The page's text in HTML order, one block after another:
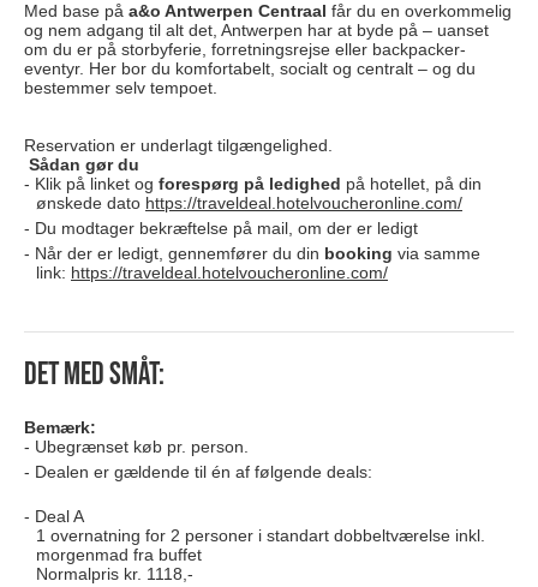
Med base på a&o Antwerpen Centraal får du en overkommelig
og nem adgang til alt det, Antwerpen har at byde på – uanset
om du er på storbyferie, forretningsrejse eller backpacker-
eventyr. Her bor du komfortabelt, socialt og centralt – og du
bestemmer selv tempoet.
Reservation er underlagt tilgængelighed.
Sådan gør du
Klik på linket og forespørg på ledighed på hotellet, på din
ønskede dato https://traveldeal.hotelvoucheronline.com/
Du modtager bekræftelse på mail, om der er ledigt
Når der er ledigt, gennemfører du din booking via samme
link: https://traveldeal.hotelvoucheronline.com/
Det med småt:
Bemærk:
Ubegrænset køb pr. person.
Dealen er gældende til én af følgende deals:
Deal A
1 overnatning for 2 personer i standart dobbeltværelse inkl.
morgenmad fra buffet
Normalpris kr. 1118,-